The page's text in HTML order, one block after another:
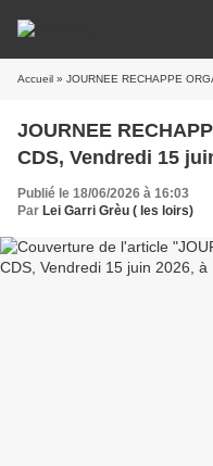
Accueil » JOURNEE RECHAPPE
JOURNEE
CDS, Vendredi 15
Publié le 18/06/2026 à 16:03
Par Lei Garri Grèu ( les loirs)